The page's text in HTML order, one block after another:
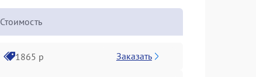
Стоимость
1865 р Заказать